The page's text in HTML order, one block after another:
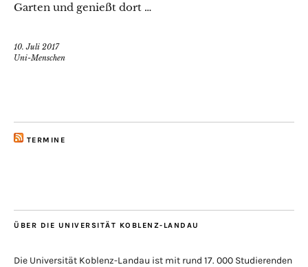
Garten und genießt dort …
10. Juli 2017
Uni-Menschen
TERMINE
ÜBER DIE UNIVERSITÄT KOBLENZ-LANDAU
Die Universität Koblenz-Landau ist mit rund 17. 000 Studierenden